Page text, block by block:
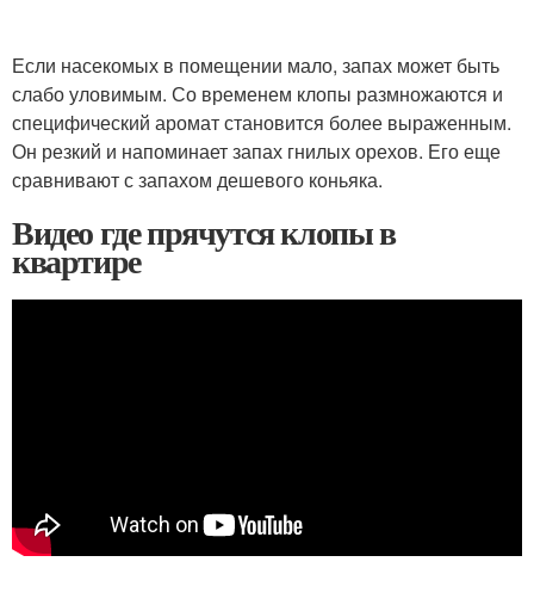
Если насекомых в помещении мало, запах может быть
слабо уловимым. Со временем клопы размножаются и
специфический аромат становится более выраженным.
Он резкий и напоминает запах гнилых орехов. Его еще
сравнивают с запахом дешевого коньяка.
Видео где прячутся клопы в
квартире